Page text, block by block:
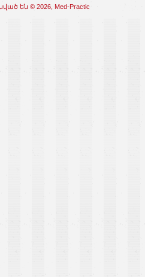
են © 2026, Med-Practic